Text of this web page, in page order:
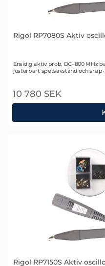
Rigol RP7080S Aktiv
Art. nr 1705
Ensidig aktiv prob, DC–800 MHz
justerbart spetsavstånd och
10 780 SEK
Rigol RP7080S
Rigol RP7150S Aktiv